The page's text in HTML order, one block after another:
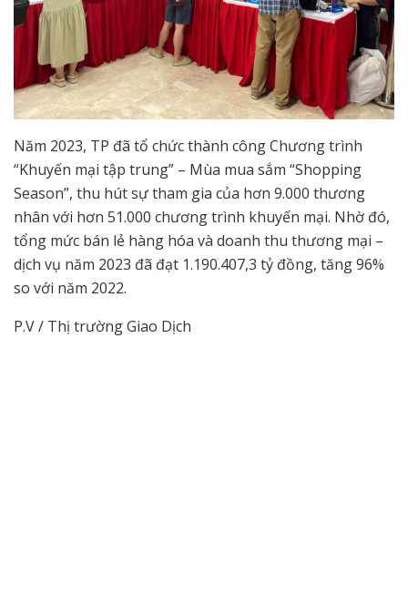
Năm 2023, TP đã tổ chức thành công Chương trình
“Khuyến mại tập trung” – Mùa mua sắm “Shopping
Season”, thu hút sự tham gia của hơn 9.000 thương
nhân với hơn 51.000 chương trình khuyến mại. Nhờ đó,
tổng mức bán lẻ hàng hóa và doanh thu thương mại –
dịch vụ năm 2023 đã đạt 1.190.407,3 tỷ đồng, tăng 96%
so với năm 2022.
P.V / Thị trường Giao Dịch